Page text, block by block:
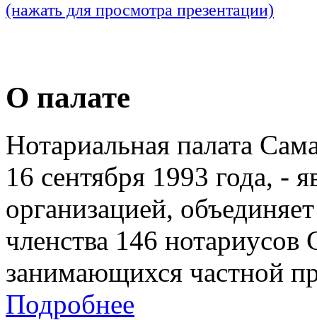
(нажать для просмотра презентации)
О палате
Нотариальная палата
16 сентября 1993 года, -
организацией,
членства 146 нотариусов
занимающихся частной
Подробнее